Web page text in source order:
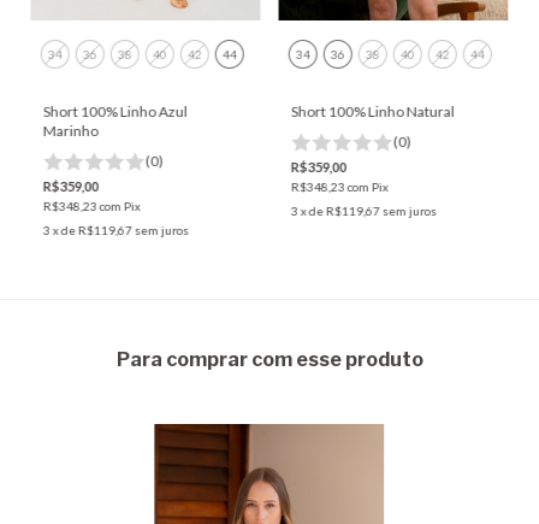
34 36 38 40 42 44
Short 100% Linho Azul
Marinho
(0)
R$359,00
R$348,23com Pix
3 x deR$119,67sem juros
34 36 38 40 42 44
Short 100% Linho Natural
(0)
R$359,00
R$348,23com Pix
3 x deR$119,67 sem juros
Para comprar com esse produto